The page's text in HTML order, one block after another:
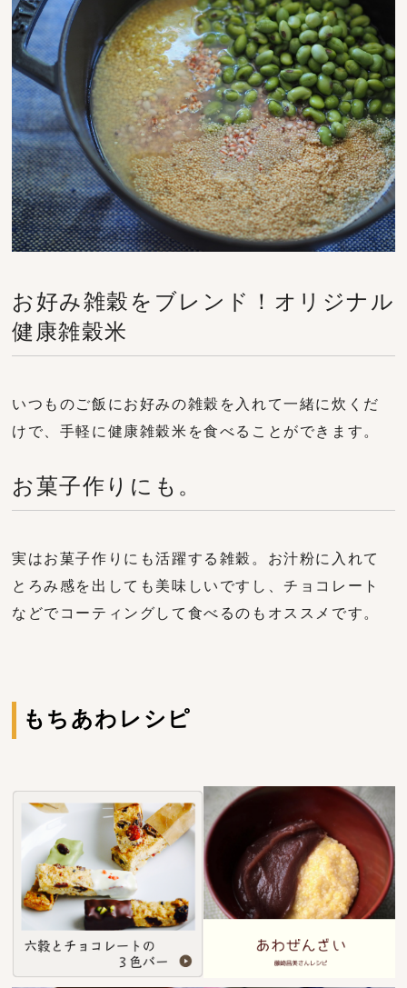
お好み雑穀をブレンド！オリジナル
健康雑穀米
いつものご飯にお好みの雑穀を入れて一緒に炊くだ
けで、手軽に健康雑穀米を食べることができます。
お菓子作りにも。
実はお菓子作りにも活躍する雑穀。お汁粉に入れて
とろみ感を出しても美味しいですし、チョコレート
などでコーティングして食べるのもオススメです。
もちあわレシピ